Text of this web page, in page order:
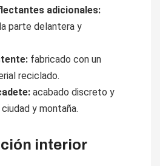
adicionales:
parte delantera y
fabricado con un
reciclado.
acabado discreto y
y montaña.
interior